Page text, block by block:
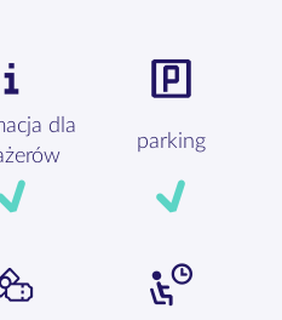
dla
parking